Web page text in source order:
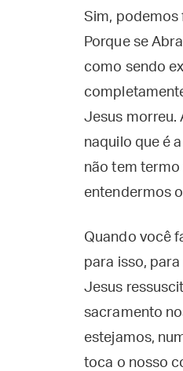
Sim, podemos
Porque se
como sendo
Jesus morreu.
naquilo que é
não tem
entendermos
Quando você
para isso,
Jesus
sacramento
estejamos,
toca o nosso